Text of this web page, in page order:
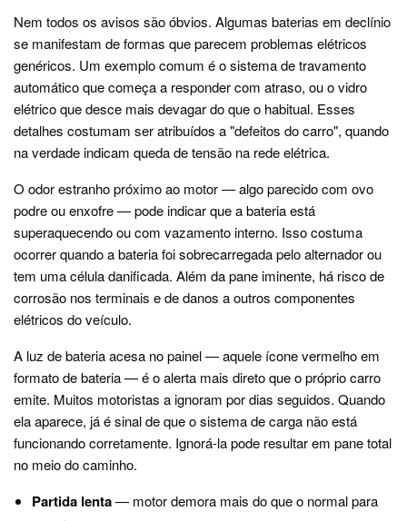
Nem todos os avisos são óbvios. Algumas baterias em declínio
se manifestam de formas que parecem problemas elétricos
genéricos. Um exemplo comum é o sistema de travamento
automático que começa a responder com atraso, ou o vidro
elétrico que desce mais devagar do que o habitual. Esses
detalhes costumam ser atribuídos a "defeitos do carro", quando
na verdade indicam queda de tensão na rede elétrica.
O odor estranho próximo ao motor — algo parecido com ovo
podre ou enxofre — pode indicar que a bateria está
superaquecendo ou com vazamento interno. Isso costuma
ocorrer quando a bateria foi sobrecarregada pelo alternador ou
tem uma célula danificada. Além da pane iminente, há risco de
corrosão nos terminais e de danos a outros componentes
elétricos do veículo.
A luz de bateria acesa no painel — aquele ícone vermelho em
formato de bateria — é o alerta mais direto que o próprio carro
emite. Muitos motoristas a ignoram por dias seguidos. Quando
ela aparece, já é sinal de que o sistema de carga não está
funcionando corretamente. Ignorá-la pode resultar em pane total
no meio do caminho.
Partida lenta— motor demora mais do que o normal para